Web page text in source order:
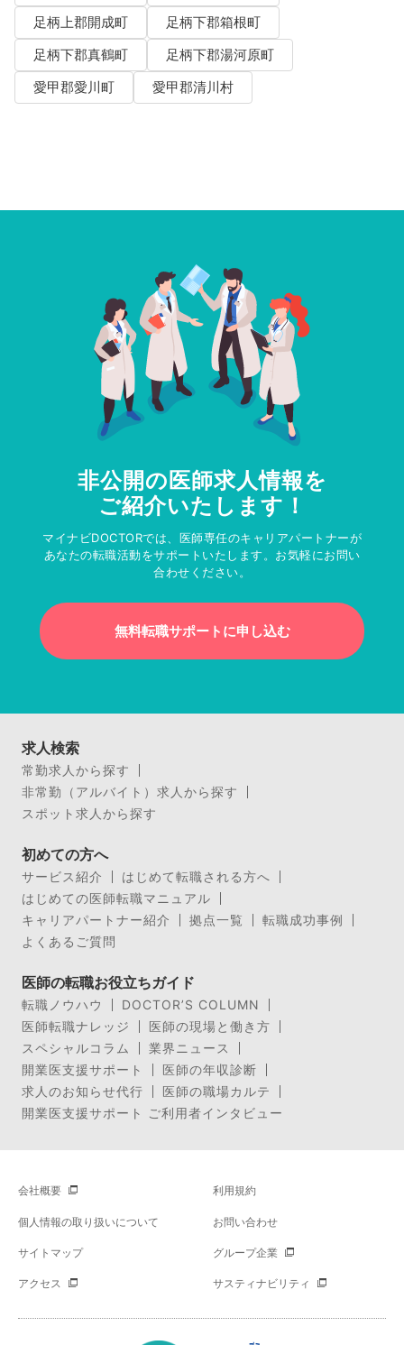
足柄上郡開成町
足柄下郡箱根町
足柄下郡真鶴町
足柄下郡湯河原町
愛甲郡愛川町
愛甲郡清川村
非公開の医師求人情報を
ご紹介いたします！
マイナビDOCTORでは、医師専任のキャリアパートナーが
あなたの転職活動をサポートいたします。お気軽にお問い
合わせください。
無料転職サポートに申し込む
求人検索
常勤求人から探す
非常勤（アルバイト）求人から探す
スポット求人から探す
初めての方へ
サービス紹介
はじめて転職される方へ
はじめての医師転職マニュアル
キャリアパートナー紹介
拠点一覧
転職成功事例
よくあるご質問
医師の転職お役立ちガイド
転職ノウハウ
DOCTOR’S COLUMN
医師転職ナレッジ
医師の現場と働き方
スペシャルコラム
業界ニュース
開業医支援サポート
医師の年収診断
求人のお知らせ代行
医師の職場カルテ
開業医支援サポート ご利用者インタビュー
会社概要 利用規約
個人情報の取り扱いについて お問い合わせ
サイトマップ グループ企業
アクセス サスティナビリティ